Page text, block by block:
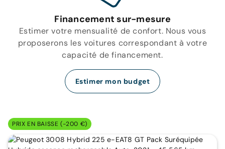
Financement sur-mesure
Estimer votre mensualité de confort. Nous vous
proposerons les voitures correspondant à votre
capacité de financement.
Estimer mon budget
PRIX EN BAISSE (-200 €)